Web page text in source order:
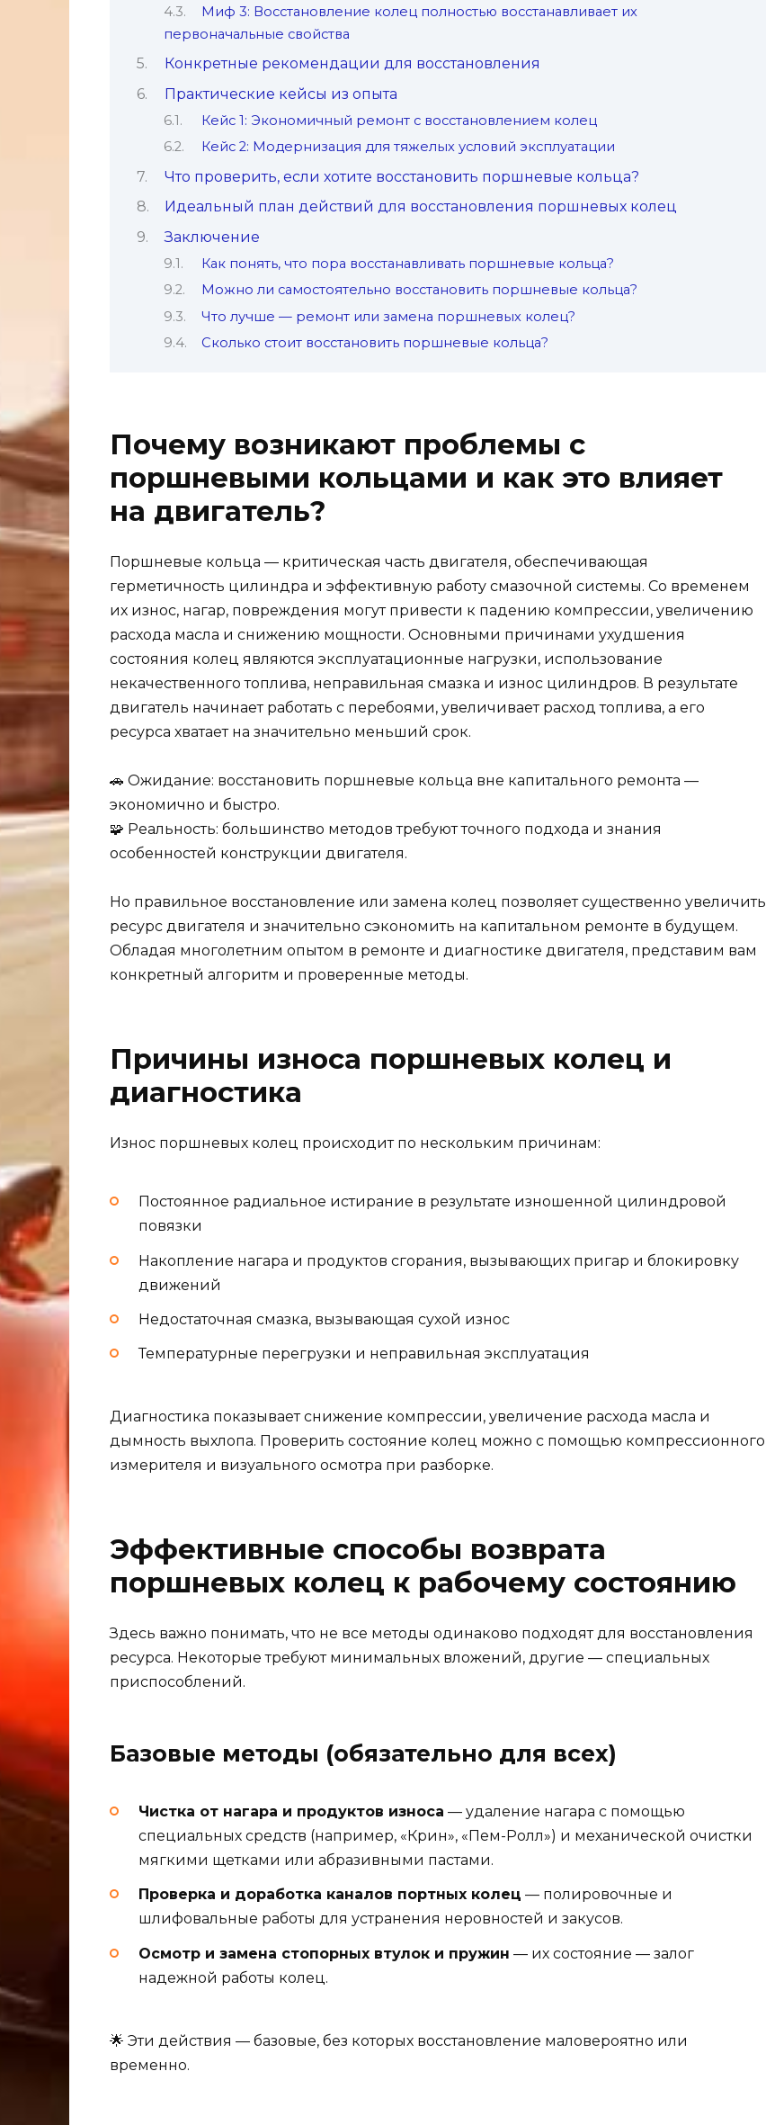
Миф 3: Восстановление колец полностью восстанавливает их
первоначальные свойства
Конкретные рекомендации для восстановления
Практические кейсы из опыта
Кейс 1: Экономичный ремонт с восстановлением колец
Кейс 2: Модернизация для тяжелых условий эксплуатации
Что проверить, если хотите восстановить поршневые кольца?
Идеальный план действий для восстановления поршневых колец
Заключение
Как понять, что пора восстанавливать поршневые кольца?
Можно ли самостоятельно восстановить поршневые кольца?
Что лучше — ремонт или замена поршневых колец?
Сколько стоит восстановить поршневые кольца?
Почему возникают проблемы с
поршневыми кольцами и как это влияет
на двигатель?
Поршневые кольца — критическая часть двигателя, обеспечивающая
герметичность цилиндра и эффективную работу смазочной системы. Со временем
их износ, нагар, повреждения могут привести к падению компрессии, увеличению
расхода масла и снижению мощности. Основными причинами ухудшения
состояния колец являются эксплуатационные нагрузки, использование
некачественного топлива, неправильная смазка и износ цилиндров. В результате
двигатель начинает работать с перебоями, увеличивает расход топлива, а его
ресурса хватает на значительно меньший срок.
🚗 Ожидание: восстановить поршневые кольца вне капитального ремонта —
экономично и быстро.
🧩 Реальность: большинство методов требуют точного подхода и знания
особенностей конструкции двигателя.
Но правильное восстановление или замена колец позволяет существенно увеличить
ресурс двигателя и значительно сэкономить на капитальном ремонте в будущем.
Обладая многолетним опытом в ремонте и диагностике двигателя, представим вам
конкретный алгоритм и проверенные методы.
Причины износа поршневых колец и
диагностика
Износ поршневых колец происходит по нескольким причинам:
Постоянное радиальное истирание в результате изношенной цилиндровой
повязки
Накопление нагара и продуктов сгорания, вызывающих пригар и блокировку
движений
Недостаточная смазка, вызывающая сухой износ
Температурные перегрузки и неправильная эксплуатация
Диагностика показывает снижение компрессии, увеличение расхода масла и
дымность выхлопа. Проверить состояние колец можно с помощью компрессионного
измерителя и визуального осмотра при разборке.
Эффективные способы возврата
поршневых колец к рабочему состоянию
Здесь важно понимать, что не все методы одинаково подходят для восстановления
ресурса. Некоторые требуют минимальных вложений, другие — специальных
приспособлений.
Базовые методы (обязательно для всех)
Чистка от нагара и продуктов износа — удаление нагара с помощью
специальных средств (например, «Крин», «Пем-Ролл») и механической очистки
мягкими щетками или абразивными пастами.
Проверка и доработка каналов портных колец — полировочные и
шлифовальные работы для устранения неровностей и закусов.
Осмотр и замена стопорных втулок и пружин — их состояние — залог
надежной работы колец.
🌟 Эти действия — базовые, без которых восстановление маловероятно или
временно.